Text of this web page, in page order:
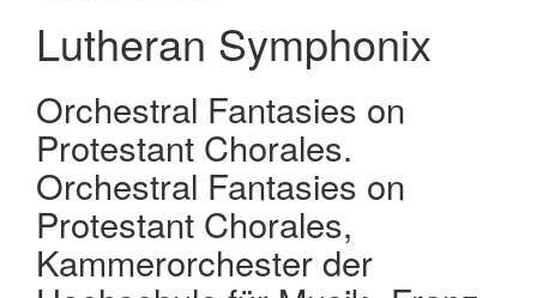
Lutheran Symphonix
Orchestral Fantasies on
Protestant Chorales.
Orchestral Fantasies on
Protestant Chorales,
Kammerorchester der